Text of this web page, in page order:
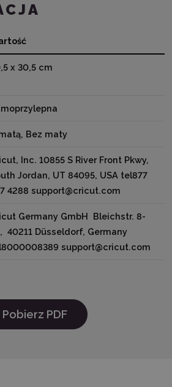
x 30,5 cm
Bez maty
Inc. 10855 S River Front Pkwy,
Jordan, UT 84095, USA tel877
4288 support@cricut.com
Germany GmbH Bleichstr. 8-
40211 Düsseldorf, Germany
support@cricut.com
Pobierz PDF